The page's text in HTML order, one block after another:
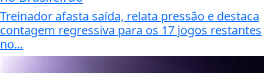
Treinador afasta saída, relata pressão e destaca
contagem regressiva para os 17 jogos restantes
no...